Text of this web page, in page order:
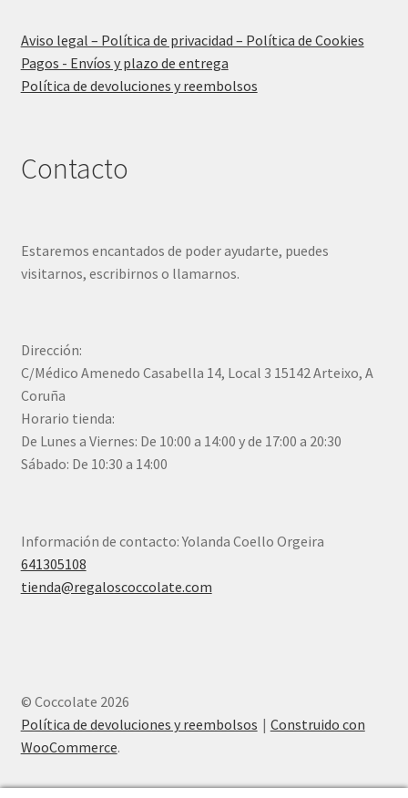
Aviso legal – Política de privacidad – Política de Cookies
Pagos - Envíos y plazo de entrega
Política de devoluciones y reembolsos
Contacto
Estaremos encantados de poder ayudarte, puedes
visitarnos, escribirnos o llamarnos.
Dirección:
C/Médico Amenedo Casabella 14, Local 3 15142 Arteixo, A
Coruña
Horario tienda:
De Lunes a Viernes: De 10:00 a 14:00 y de 17:00 a 20:30
Sábado: De 10:30 a 14:00
Información de contacto: Yolanda Coello Orgeira
641305108
tienda@regaloscoccolate.com
© Coccolate 2026
Política de devoluciones y reembolsos
Construido con
WooCommerce.